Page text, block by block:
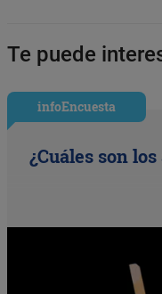
Te puede
infoEncuesta
¿Cuáles son